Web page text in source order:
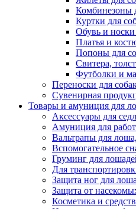
Комбинезоны
Куртки для
Обувь и носки
Платья и
Попоны для
Свитера,
Футболки и
Переноски для
Сувенирная
Товары и амуниция для
Аксессуары для
Амуниция для
Вальтрапы для
Вспомогательное
Груминг для
Для
Защита ног для
Защита от
Косметика и